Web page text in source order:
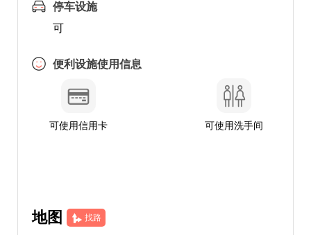
停车设施
可
便利设施使用信息
可使用信用卡 可使用洗手间
地图 找路